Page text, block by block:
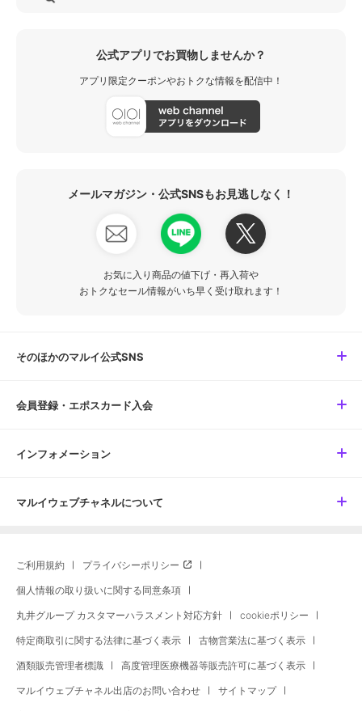
公式アプリでお買物しませんか？
アプリ限定クーポンやおトクな情報を配信中！
メールマガジン・公式SNSもお見逃しなく！
お気に入り商品の値下げ・再入荷や
おトクなセール情報がいち早く受け取れます！
そのほかのマルイ公式SNS
会員登録・エポスカード入会
インフォメーション
マルイウェブチャネルについて
ご利用規約 プライバシーポリシー
個人情報の取り扱いに関する同意条項
丸井グループ カスタマーハラスメント対応方針 cookieポリシー
特定商取引に関する法律に基づく表示 古物営業法に基づく表示
酒類販売管理者標識 高度管理医療機器等販売許可に基づく表示
マルイウェブチャネル出店のお問い合わせ サイトマップ